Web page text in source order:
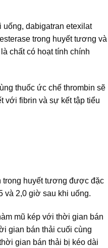
dabigatran etexilat
trong huyết tương và
chất có hoạt tính chính
thuốc ức chế thrombin sẽ
với fibrin và sự kết tập tiểu
trong huyết tương được đặc
và 2,0 giờ sau khi uống.
mũ kép với thời gian bán
gian bán thải cuối cùng
gian bán thải bị kéo dài